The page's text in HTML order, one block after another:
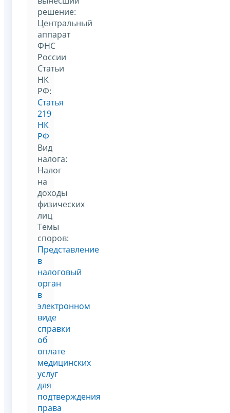
решение:
Центральный
аппарат
ФНС
России
Статьи
НК
РФ:
Статья
219
НК
РФ
Вид
налога:
Налог
на
доходы
физических
лиц
Темы
споров:
Представление
в
налоговый
орган
в
электронном
виде
справки
об
оплате
медицинских
услуг
для
подтверждения
права